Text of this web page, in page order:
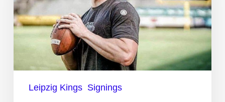
AJ
Wentland
Leipzig Kings Signings